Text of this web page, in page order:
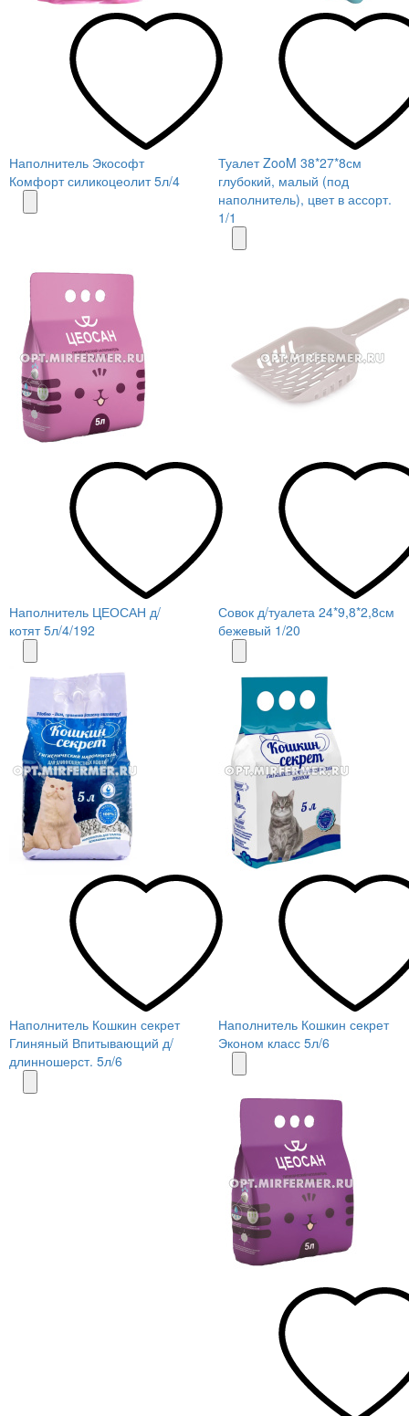
Наполнитель Экософт
Комфорт силикоцеолит 5л/4
Туалет ZooM 38*27*8см
глубокий, малый (под
наполнитель), цвет в ассорт.
1/1
Наполнитель ЦЕОСАН д/
котят 5л/4/192
Совок д/туалета 24*9,8*2,8см
бежевый 1/20
Наполнитель Кошкин секрет
Глиняный Впитывающий д/
длинношерст. 5л/6
Наполнитель Кошкин секрет
Эконом класс 5л/6